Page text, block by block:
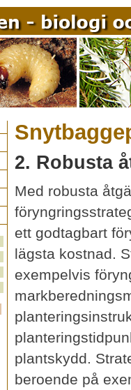
2. Robusta
Med robusta
ett godtagbart
lägsta kostnad.
exempelvis
plantskydd.
beroende på